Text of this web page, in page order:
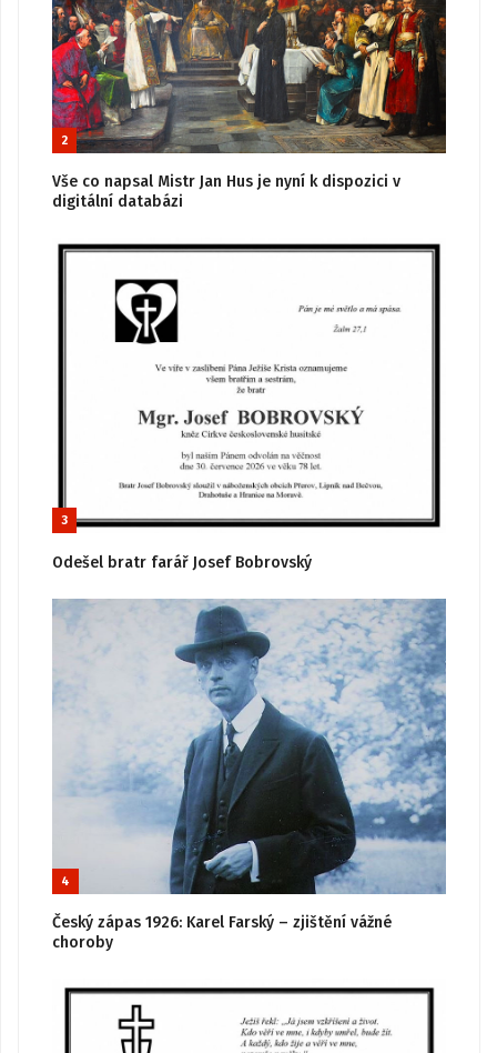
2
Vše co napsal Mistr Jan Hus je nyní k dispozici v
digitální databázi
3
Odešel bratr farář Josef Bobrovský
4
Český zápas 1926: Karel Farský – zjištění vážné
choroby